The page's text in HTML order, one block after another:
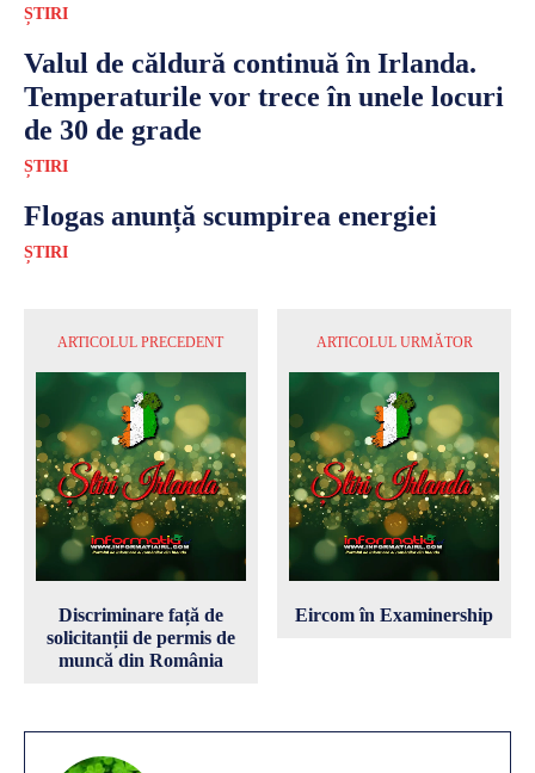
ȘTIRI
Valul de căldură continuă în Irlanda.
Temperaturile vor trece în unele locuri
de 30 de grade
ȘTIRI
Flogas anunță scumpirea energiei
ȘTIRI
ARTICOLUL PRECEDENT
Discriminare față de
solicitanții de permis de
muncă din România
ARTICOLUL URMĂTOR
Eircom în Examinership